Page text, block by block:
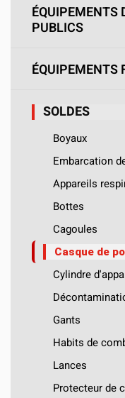
ÉQUIPEMENTS
PUBLICS
ÉQUIPEMENTS
SOLDES
Boyaux
Embarcation
Appareils
Bottes
Cagoules
Casque de
Cylindre
Gants
Habits de
Lances
Protecteur de